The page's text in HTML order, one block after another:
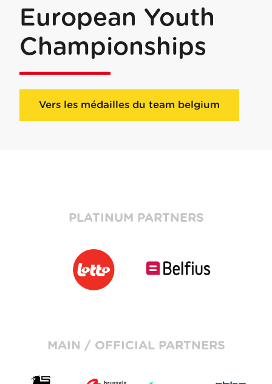
European Youth
Championships
Vers les médailles du team belgium
PLATINUM PARTNERS
MAIN / OFFICIAL PARTNERS